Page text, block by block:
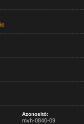
Azonosító:
mvh-0840-09